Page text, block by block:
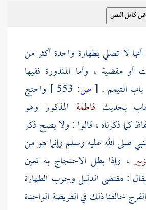
لا تصلي بطهارة واحدة أكثر من
أو مقضية ، وأما المنذورة ففيها
التيمم . [ص:
واحتج
بحديث فاطمة المذكور وهو
كما ذكرناه ، قالوا : ولا يصح ذكر
صلى الله عليه وسلم وإنما هو من
، وإذا بطل الاحتجاج به تعين
: مقتضى الدليل وجوب الطهارة
خالفنا ذلك في الفريضة الواحدة